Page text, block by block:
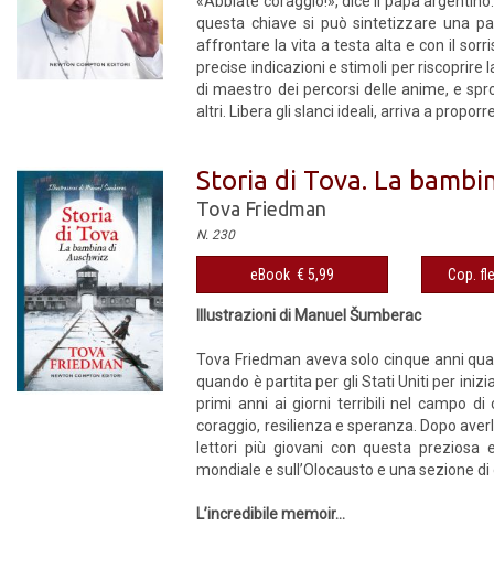
questa chiave si può sintetizzare una
affrontare la vita a testa alta e con il
precise indicazioni e stimoli per riscoprire
di maestro dei percorsi delle anime, e
altri. Libera gli slanci ideali, arriva a
Storia di Tova. La
Tova Friedman
N. 230
eBook € 5,99 Cop.
Illustrazioni di Manuel Šumberac
Tova Friedman aveva solo cinque anni
quando è partita per gli Stati Uniti per
primi anni ai giorni terribili nel campo di
coraggio, resilienza e speranza. Dopo
lettori più giovani con questa preziosa
mondiale e sull’Olocausto e una sezione
L’incredibile memoir...